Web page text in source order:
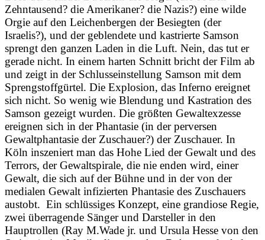
Zehntausend? die Amerikaner? die Nazis?) eine wilde
Orgie auf den Leichenbergen der Besiegten (der
Israelis?), und der geblendete und kastrierte Samson
sprengt den ganzen Laden in die Luft. Nein, das tut er
gerade nicht. In einem harten Schnitt bricht der Film ab
und zeigt in der Schlusseinstellung Samson mit dem
Sprengstoffgürtel. Die Explosion, das Inferno ereignet
sich nicht. So wenig wie Blendung und Kastration des
Samson gezeigt wurden. Die größten Gewaltexzesse
ereignen sich in der Phantasie (in der perversen
Gewaltphantasie der Zuschauer?) der Zuschauer. In
Köln inszeniert man das Hohe Lied der Gewalt und des
Terrors, der Gewaltspirale, die nie enden wird, einer
Gewalt, die sich auf der Bühne und in der von der
medialen Gewalt infizierten Phantasie des Zuschauers
austobt. Ein schlüssiges Konzept, eine grandiose Regie,
zwei überragende Sänger und Darsteller in den
Hauptrollen (Ray M.Wade jr. und Ursula Hesse von den